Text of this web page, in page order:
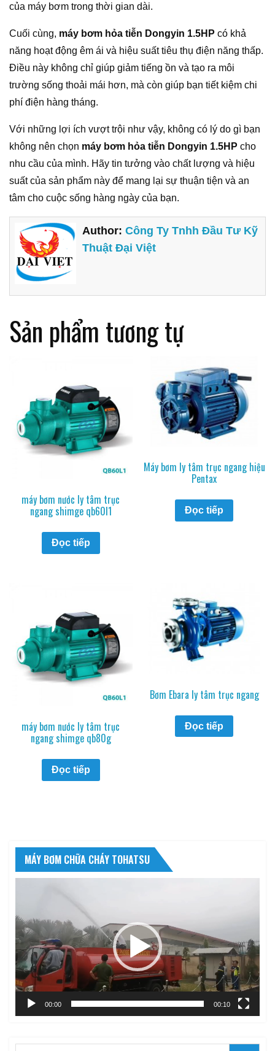
của máy bơm trong thời gian dài.
Cuối cùng, máy bơm hỏa tiễn Dongyin 1.5HP có khả
năng hoạt động êm ái và hiệu suất tiêu thụ điện năng thấp.
Điều này không chỉ giúp giảm tiếng ồn và tạo ra môi
trường sống thoải mái hơn, mà còn giúp bạn tiết kiệm chi
phí điện hàng tháng.
Với những lợi ích vượt trội như vậy, không có lý do gì bạn
không nên chọn máy bơm hỏa tiễn Dongyin 1.5HP cho
nhu cầu của mình. Hãy tin tưởng vào chất lượng và hiệu
suất của sản phẩm này để mang lại sự thuận tiện và an
tâm cho cuộc sống hàng ngày của bạn.
Author:Công Ty Tnhh Đầu Tư Kỹ
Thuật Đại Việt
Sản phẩm tương tự
máy bơm nước ly tâm trục
ngang shimge qb60l1
Đọc tiếp
Máy bơm ly tâm trục ngang hiệu
Pentax
Đọc tiếp
máy bơm nước ly tâm trục
ngang shimge qb80g
Đọc tiếp
Bơm Ebara ly tâm trục ngang
Đọc tiếp
MÁY BƠM CHỮA CHÁY TOHATSU
Video
00:00 00:10